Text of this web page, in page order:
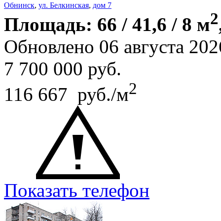
Обнинск, ул. Белкинская, дом 7
Площадь: 66 / 41,6 / 8 м2
Обновлено 06 августа
7 700 000 руб.
116 667 руб./м2
Показать телефон